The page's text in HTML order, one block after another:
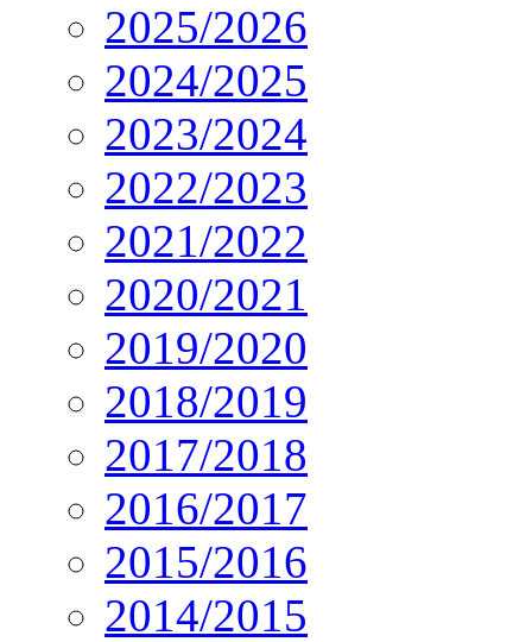
2025/2026
2024/2025
2023/2024
2022/2023
2021/2022
2020/2021
2019/2020
2018/2019
2017/2018
2016/2017
2015/2016
2014/2015